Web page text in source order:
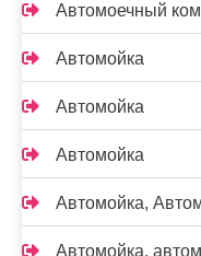
Автомоечный
Автомойка
Автомойка
Автомойка
Автомойка,
Автомойка,